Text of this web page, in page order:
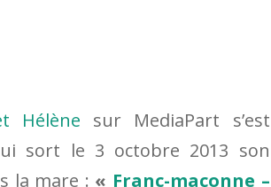
Hélène sur MediaPart s’est
sort le 3 octobre 2013 son
la mare : « Franc-maçonne –